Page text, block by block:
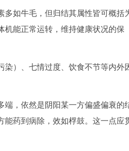
如牛毛，但归结其属性皆可概括
机能正常运转，维持健康状况的保
）、七情过度、饮食不节等内外
，依然是阴阳某一方偏盛偏衰的
能药到病除，效如桴鼓。这一点应